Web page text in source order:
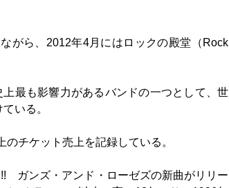
がら、2012年4月にはロックの殿堂（Rock
最も影響力があるバンドの一つとして、世
いる。
チケット売上を記録している。
ガンズ・アンド・ローゼズの新曲がリリー